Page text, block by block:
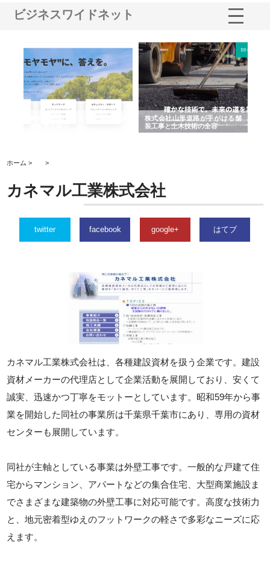
ビジネスワイドネット
株式会社ＣＳＡの事業内容と強
株式会社山形道路が手がける舗
装工事と土木技術の全容
ホーム > >
カネマル工業株式会社
twitter facebook google+ はてブ
カネマル工業株式会社は、各種建設資材を扱う企業です。建設
資材メーカーの代理店として企業活動を展開しており、安くて
誠実、迅速かつ丁寧をモットーとしています。昭和59年から事
業を開始した同社の事業所は千葉県千葉市にあり、専用の資材
センターも展開しています。
同社が主軸としている事業は外壁工事です。一般的な戸建て住
宅からマンション、アパートなどの集合住宅、大型商業施設ま
でさまざまな建築物の外壁工事に対応可能です。高度な技術力
と、地元密着型ゆえのフットワークの軽さで多彩なニーズに応
えます。